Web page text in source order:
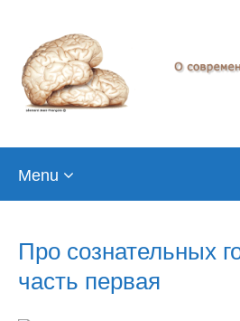
Menu
Про сознательных
часть первая